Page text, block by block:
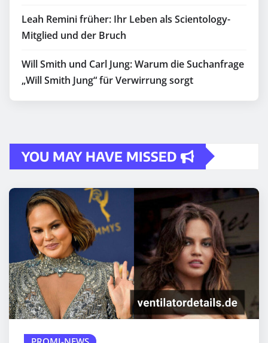
Leah Remini früher: Ihr Leben als Scientology-
Mitglied und der Bruch
Will Smith und Carl Jung: Warum die Suchanfrage
„Will Smith Jung“ für Verwirrung sorgt
YOU MAY HAVE MISSED